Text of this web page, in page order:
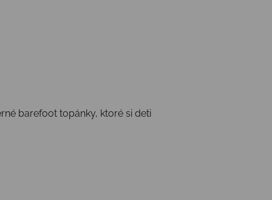
barefoot topánky, ktoré si deti